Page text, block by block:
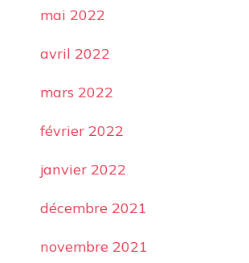
mai 2022
avril 2022
mars 2022
février 2022
janvier 2022
décembre 2021
novembre 2021